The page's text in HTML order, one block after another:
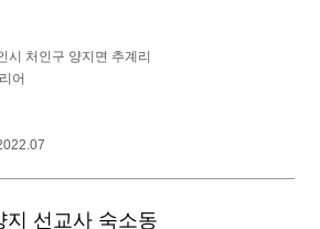
시 처인구 양지면 추계리
어
지 선교사 숙소동